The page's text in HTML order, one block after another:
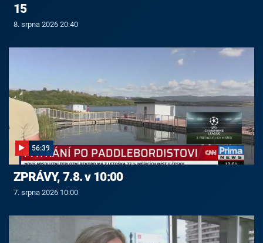
15
8. srpna 2026 20:40
56:39
ZPRÁVY, 7.8. v 10:00
7. srpna 2026 10:00